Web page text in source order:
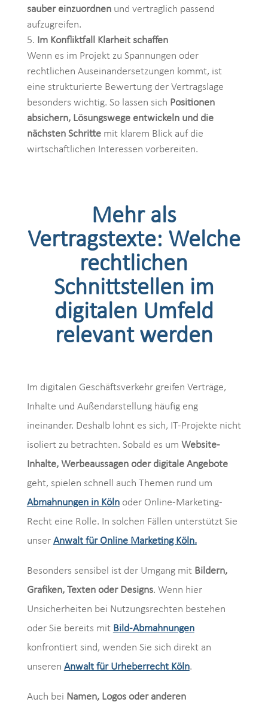
sauber einzuordnenund vertraglich passend
aufzugreifen.
Im Konfliktfall Klarheit schaffen
Wenn es im Projekt zu Spannungen oder
rechtlichen Auseinandersetzungen kommt, ist
eine strukturierte Bewertung der Vertragslage
besonders wichtig. So lassen sich Positionen
absichern, Lösungswege entwickeln und die
nächsten Schrittemit klarem Blick auf die
wirtschaftlichen Interessen vorbereiten.
Mehr als
Vertragstexte: Welche
rechtlichen
Schnittstellen im
digitalen Umfeld
relevant werden
Im digitalen Geschäftsverkehr greifen Verträge,
Inhalte und Außendarstellung häufig eng
ineinander. Deshalb lohnt es sich, IT-Projekte nicht
isoliert zu betrachten. Sobald es um Website-
Inhalte, Werbeaussagen oder digitale Angebote
geht, spielen schnell auch Themen rund um
Abmahnungen in Kölnoder Online-Marketing-
Recht eine Rolle. In solchen Fällen unterstützt Sie
unser Anwalt für Online Marketing Köln.
Besonders sensibel ist der Umgang mit Bildern,
Grafiken, Texten oder Designs. Wenn hier
Unsicherheiten bei Nutzungsrechten bestehen
oder Sie bereits mit Bild-Abmahnungen
konfrontiert sind, wenden Sie sich direkt an
unseren Anwalt für Urheberrecht Köln.
Auch bei Namen, Logos oder anderen